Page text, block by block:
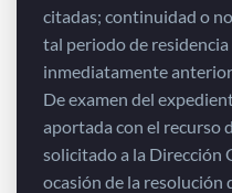
citadas; continuidad o
tal periodo de
inmediatamente
De examen del
aportada con el recurso
solicitado a la Dirección
ocasión de la resolución